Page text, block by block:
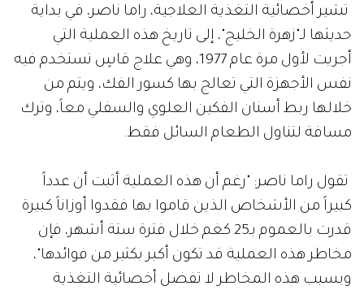
تشير أخصائية التغذية العلاجية، راما ناصر، في بداية
حديثها لـ"زهرة الخليج"، إلى تاريخ هذه العملية التي
أجريت لأول مرة عام 1977، وهي علاج قاسٍ تستخدم فيه
نفس الأجهزة التي تعالج بها كسور الفك، ويتم من
خلالها ربط أسنان الفكين العلوي والسفلي معاً، وترك
مسافة لتناول الطعام السائل فقط.
تقول راما ناصر: "رغم أن هذه العملية أثبت أن عدداً
كبيراً من الأشخاص الذين قاموا بها فقدوا أوزاناً كبيرة
قدرت بالعموم بـ25 كغم خلال فترة ستة أشهر، فإن
مخاطر هذه العملية قد تكون أكبر بكثير من فوائدها"،
وبسبب هذه المخاطر لا تفضل أخصائية التغذية